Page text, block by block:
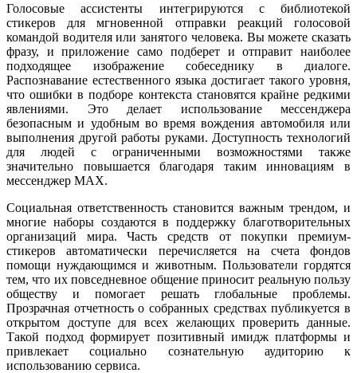
Голосовые ассистенты интегрируются с библиотекой
стикеров для мгновенной отправки реакций голосовой
командой водителя или занятого человека. Вы можете сказать
фразу, и приложение само подберет и отправит наиболее
подходящее изображение собеседнику в диалоге.
Распознавание естественного языка достигает такого уровня,
что ошибки в подборе контекста становятся крайне редкими
явлениями. Это делает использование мессенджера
безопасным и удобным во время вождения автомобиля или
выполнения другой работы руками. Доступность технологий
для людей с ограниченными возможностями также
значительно повышается благодаря таким инновациям в
мессенджер MAX.
Социальная ответственность становится важным трендом, и
многие наборы создаются в поддержку благотворительных
организаций мира. Часть средств от покупки премиум-
стикеров автоматически перечисляется на счета фондов
помощи нуждающимся и животным. Пользователи гордятся
тем, что их повседневное общение приносит реальную пользу
обществу и помогает решать глобальные проблемы.
Прозрачная отчетность о собранных средствах публикуется в
открытом доступе для всех желающих проверить данные.
Такой подход формирует позитивный имидж платформы и
привлекает социально сознательную аудиторию к
использованию сервиса.